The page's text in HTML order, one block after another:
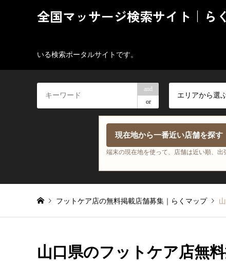
全国マッサージ検索サイト｜ら
いる検索ポータルサイトです。
and
or
エリアから選
現在地から一番近い店舗を探す
端末の現在地を使って、店舗は近い順、出
フットケア店の無料掲載店舗募集｜らくマップ
山口県のフットケア店無